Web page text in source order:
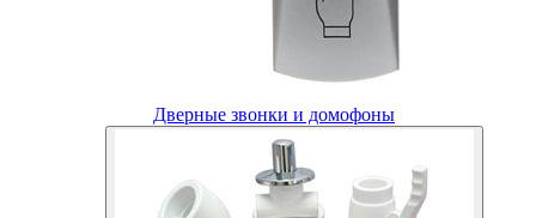
Дверные звонки и домофоны